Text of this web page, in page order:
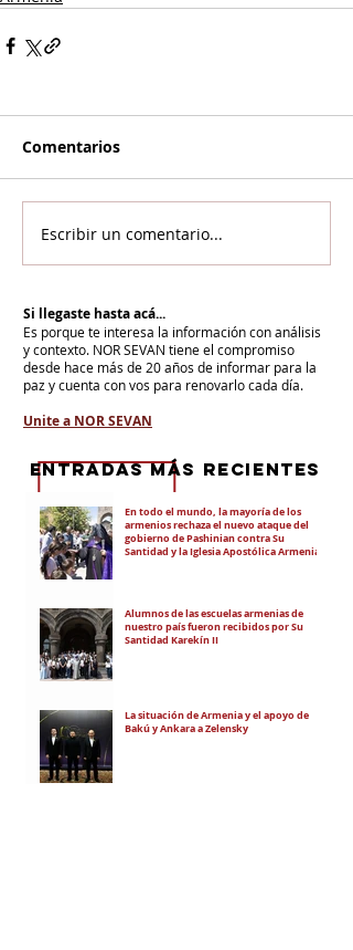
Comentarios
Escribir un comentario...
Si llegaste hasta acá...
Es porque te interesa la información con análisis
y contexto. NOR SEVAN tiene el compromiso
desde hace más de 20 años de informar para la
paz y cuenta con vos para renovarlo cada día.
Unite a NOR SEVAN
En todo el mundo, la mayoría de los
armenios rechaza el nuevo ataque del
gobierno de Pashinian contra Su
Santidad y la Iglesia Apostólica Armenia
Alumnos de las escuelas armenias de
nuestro país fueron recibidos por Su
Santidad Karekín II
La situación de Armenia y el apoyo de
Bakú y Ankara a Zelensky
eNTRADAS MÁS RECIENTES